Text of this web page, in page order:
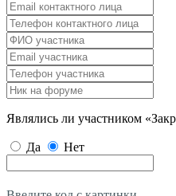
Являлись ли участником
Да Нет